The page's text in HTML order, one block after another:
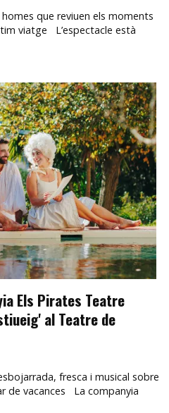
que reviuen els moments
viatge L’espectacle està
Els Pirates Teatre
al Teatre de
fresca i musical sobre
de vacances La companyia